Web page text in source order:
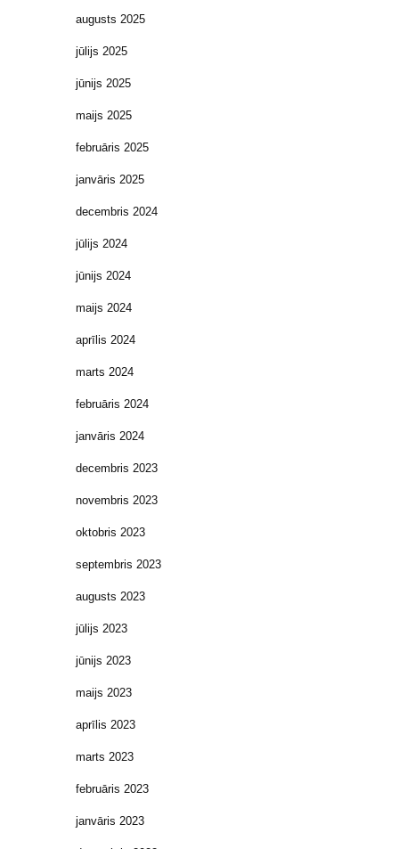
augusts 2025
jūlijs 2025
jūnijs 2025
maijs 2025
februāris 2025
janvāris 2025
decembris 2024
jūlijs 2024
jūnijs 2024
maijs 2024
aprīlis 2024
marts 2024
februāris 2024
janvāris 2024
decembris 2023
novembris 2023
oktobris 2023
septembris 2023
augusts 2023
jūlijs 2023
jūnijs 2023
maijs 2023
aprīlis 2023
marts 2023
februāris 2023
janvāris 2023